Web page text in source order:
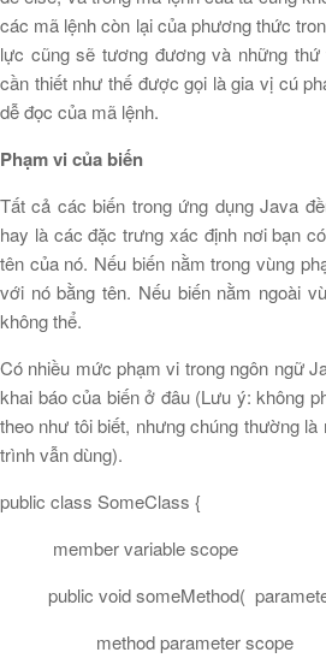
các mã lệnh còn lại của phương thức
lực cũng sẽ tương đương và những
cần thiết như thế được gọi là gia vị cú
dễ đọc của mã lệnh.
Phạm vi của biến
Tất cả các biến trong ứng dụng Java
hay là các đặc trưng xác định nơi bạn
tên của nó. Nếu biến nằm trong vùng
với nó bằng tên. Nếu biến nằm ngoài
không thể.
Có nhiều mức phạm vi trong ngôn ngữ
khai báo của biến ở đâu (Lưu ý: không
theo như tôi biết, nhưng chúng thường
trình vẫn dùng).
public class SomeClass {
member variable scope
public void someMethod(
method parameter scope